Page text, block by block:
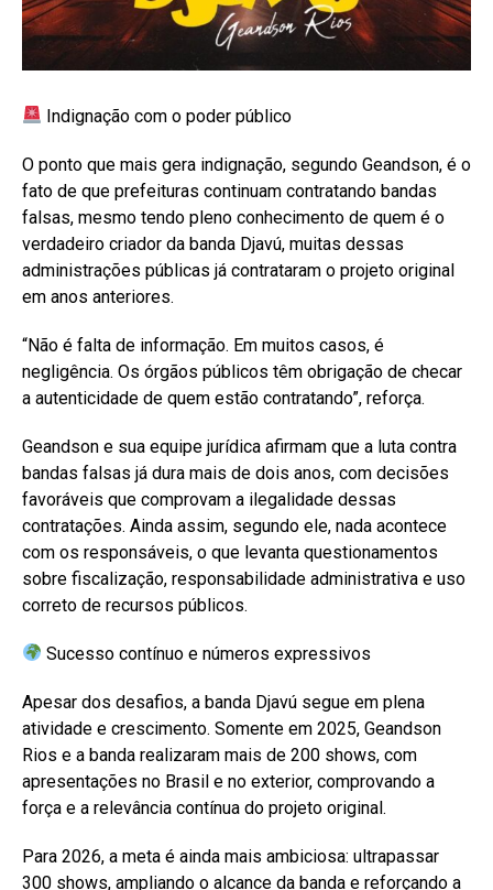
Indignação com o poder público
O ponto que mais gera indignação, segundo Geandson, é o
fato de que prefeituras continuam contratando bandas
falsas, mesmo tendo pleno conhecimento de quem é o
verdadeiro criador da banda Djavú, muitas dessas
administrações públicas já contrataram o projeto original
em anos anteriores.
“Não é falta de informação. Em muitos casos, é
negligência. Os órgãos públicos têm obrigação de checar
a autenticidade de quem estão contratando”, reforça.
Geandson e sua equipe jurídica afirmam que a luta contra
bandas falsas já dura mais de dois anos, com decisões
favoráveis que comprovam a ilegalidade dessas
contratações. Ainda assim, segundo ele, nada acontece
com os responsáveis, o que levanta questionamentos
sobre fiscalização, responsabilidade administrativa e uso
correto de recursos públicos.
Sucesso contínuo e números expressivos
Apesar dos desafios, a banda Djavú segue em plena
atividade e crescimento. Somente em 2025, Geandson
Rios e a banda realizaram mais de 200 shows, com
apresentações no Brasil e no exterior, comprovando a
força e a relevância contínua do projeto original.
Para 2026, a meta é ainda mais ambiciosa: ultrapassar
300 shows, ampliando o alcance da banda e reforçando a